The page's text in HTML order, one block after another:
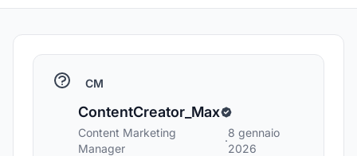
CM
ContentCreator_Max
Content Marketing
Manager
·
8 gennaio
2026